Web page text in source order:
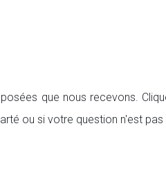
que nous recevons.
ou si votre question n'est